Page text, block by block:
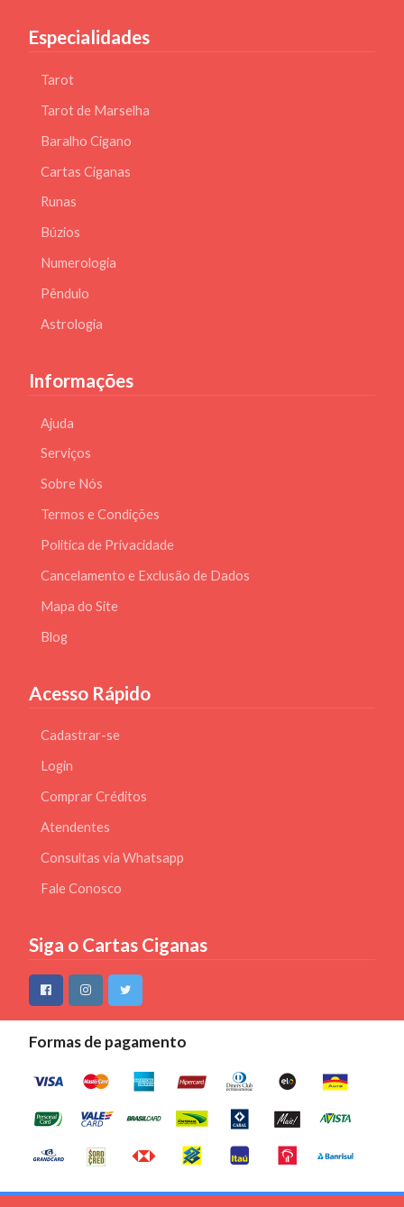
Especialidades
Tarot
Tarot de Marselha
Baralho Cigano
Cartas Ciganas
Runas
Búzios
Numerologia
Pêndulo
Astrologia
Informações
Ajuda
Serviços
Sobre Nós
Termos e Condições
Politica de Privacidade
Cancelamento e Exclusão de Dados
Mapa do Site
Blog
Acesso Rápido
Cadastrar-se
Login
Comprar Créditos
Atendentes
Consultas via Whatsapp
Fale Conosco
Siga o Cartas Ciganas
Formas de pagamento